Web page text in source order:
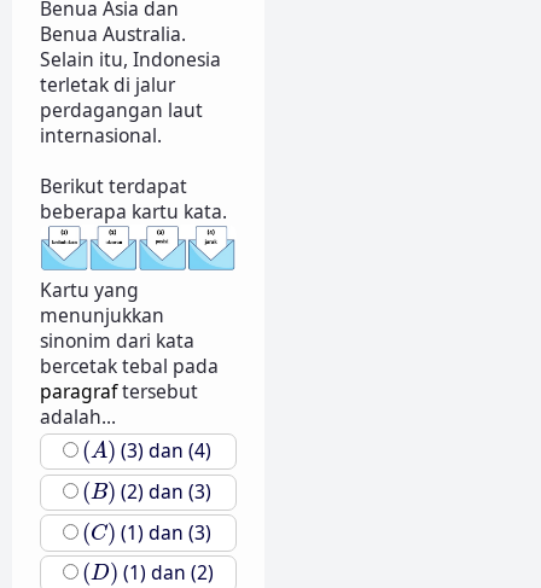
Benua Asia dan
Benua Australia.
Selain itu, Indonesia
terletak di jalur
perdagangan laut
internasional.
Berikut terdapat
beberapa kartu kata.
Kartu yang
menunjukkan
sinonim dari kata
bercetak tebal pada
paragraftersebut
adalah...
(A)
(A) (3) dan (4)
(B)
(B) (2) dan (3)
(C)
(C) (1) dan (3)
(D)
(D) (1) dan (2)